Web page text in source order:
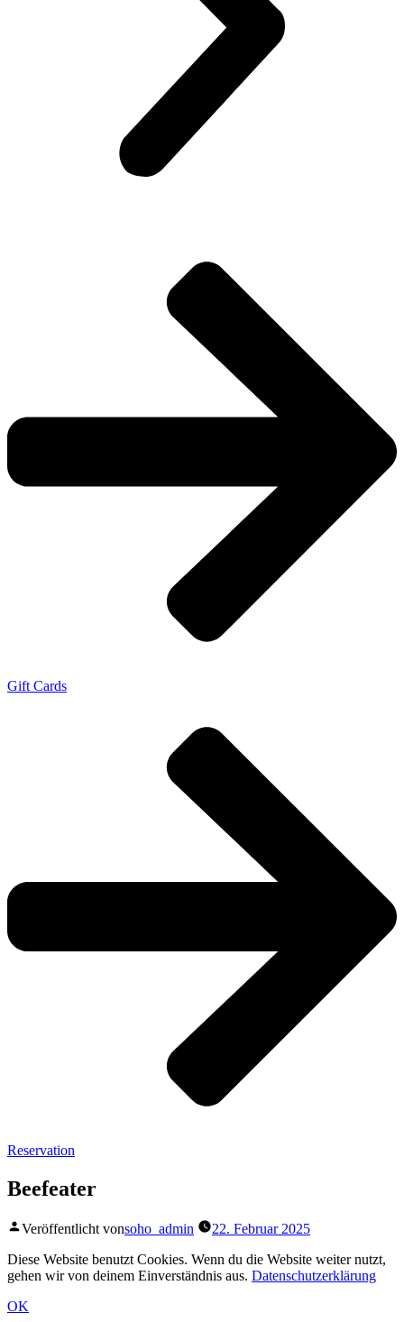
Gift Cards
Reservation
Beefeater
Veröffentlicht vonsoho_admin
22. Februar 2025
Diese Website benutzt Cookies. Wenn du die Website weiter nutzt,
gehen wir von deinem Einverständnis aus. Datenschutzerklärung
OK